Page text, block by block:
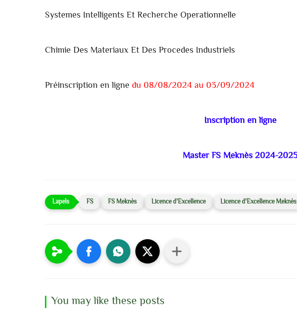
Systemes Intelligents Et Recherche Operationnelle
Chimie Des Materiaux Et Des Procedes Industriels
Préinscription en ligne du 08/08/2024 au 03/09/2024
Inscription en ligne
Master FS Meknès 2024-
FS FS Meknès Licence d'Excellence Licence d'Excellence Meknès
You may like these posts